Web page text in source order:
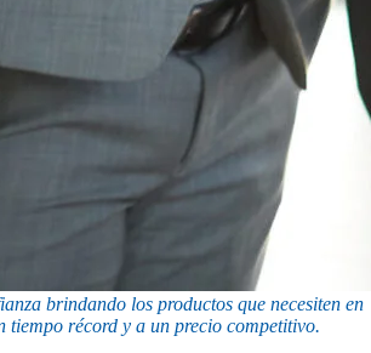
brindando los productos que necesiten en
tiempo récord y a un precio competitivo.